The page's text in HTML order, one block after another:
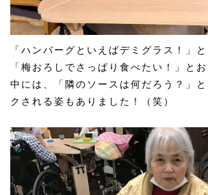
「ハンバーグといえばデミグラス！」
「梅おろしでさっぱり食べたい！」と
中には、「隣のソースは何だろう？」
クされる姿もありました！（笑）